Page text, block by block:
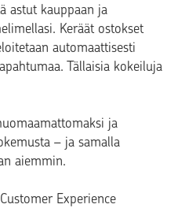
astut kauppaan ja
Keräät ostokset
automaattisesti
Tällaisia kokeiluja
ja
– ja samalla
aiemmin.
Experience